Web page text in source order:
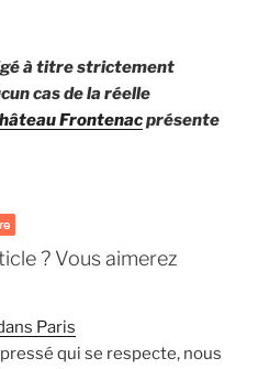
à titre strictement
cas de la réelle
Frontenacprésente
? Vous aimerez
Paris
qui se respecte, nous